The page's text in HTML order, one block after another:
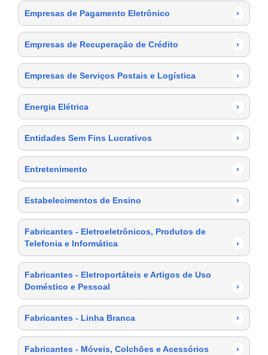
Empresas de Pagamento Eletrônico
›
Empresas de Recuperação de Crédito ›
Empresas de Serviços Postais e Logística ›
Energia Elétrica ›
Entidades Sem Fins Lucrativos ›
Entretenimento ›
Estabelecimentos de Ensino ›
Fabricantes - Eletroeletrônicos, Produtos de
Telefonia e Informática
›
Fabricantes - Eletroportáteis e Artigos de Uso
Doméstico e Pessoal
›
Fabricantes - Linha Branca ›
Fabricantes - Móveis, Colchões e Acessórios ›